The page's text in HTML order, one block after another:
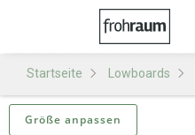
Startseite Lowboards
Größe anpassen